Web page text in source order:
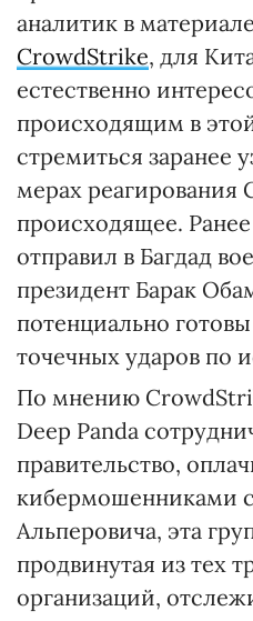
аналитик в
CrowdStrike, для
естественно
происходящим в
стремиться заранее
мерах реагирования
происходящее.
отправил в Багдад
президент Барак
потенциально
точечных ударов по
По мнению
Deep Panda
правительство,
кибермошенниками
Альперовича, эта
продвинутая из тех
организаций,